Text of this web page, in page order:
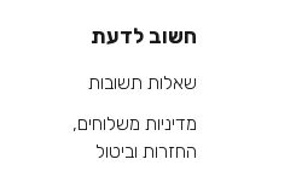
חשוב לדעת
שאלות תשובות
מדיניות משלוחים,
החזרות וביטול